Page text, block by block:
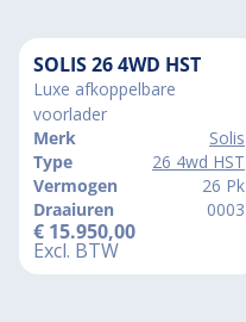
SOLIS 26 4WD HST
Luxe afkoppelbare
voorlader
Merk
Solis
Type
26 4wd HST
Vermogen
26 Pk
Draaiuren
0003
€ 15.950,00
Excl. BTW